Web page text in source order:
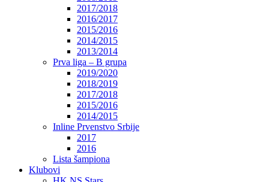
2017/2018
2016/2017
2015/2016
2014/2015
2013/2014
Prva liga – B grupa
2019/2020
2018/2019
2017/2018
2015/2016
2014/2015
Inline Prvenstvo Srbije
2017
2016
Lista šampiona
Klubovi